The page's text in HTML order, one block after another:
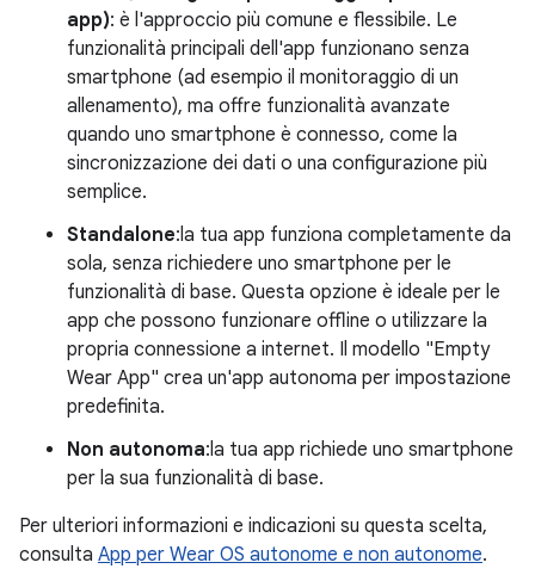
app): è l'approccio più comune e flessibile. Le
funzionalità principali dell'app funzionano senza
smartphone (ad esempio il monitoraggio di un
allenamento), ma offre funzionalità avanzate
quando uno smartphone è connesso, come la
sincronizzazione dei dati o una configurazione più
semplice.
Standalone:la tua app funziona completamente da
sola, senza richiedere uno smartphone per le
funzionalità di base. Questa opzione è ideale per le
app che possono funzionare offline o utilizzare la
propria connessione a internet. Il modello "Empty
Wear App" crea un'app autonoma per impostazione
predefinita.
Non autonoma:la tua app richiede uno smartphone
per la sua funzionalità di base.
Per ulteriori informazioni e indicazioni su questa scelta,
consulta App per Wear OS autonome e non autonome.